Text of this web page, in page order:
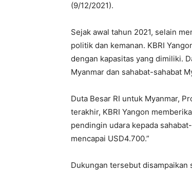
(9/12/2021).
Sejak awal tahun 2021, selain
politik dan kemanan. KBRI
dengan kapasitas yang dimiliki.
Myanmar dan sahabat-sahabat
Duta Besar RI untuk Myanmar,
terakhir, KBRI Yangon
pendingin udara kepada
mencapai USD4.700.”
Dukungan tersebut disampaikan